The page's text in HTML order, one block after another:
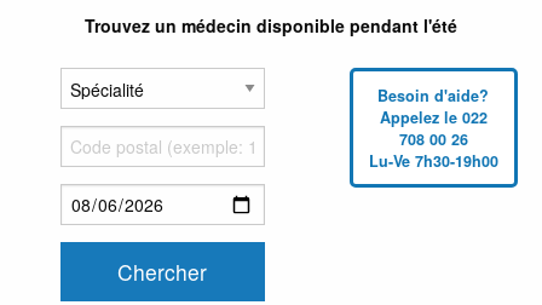
Trouvez un médecin disponible pendant l'été
Besoin d'aide?
Appelez le 022
708 00 26
Lu-Ve 7h30-19h00